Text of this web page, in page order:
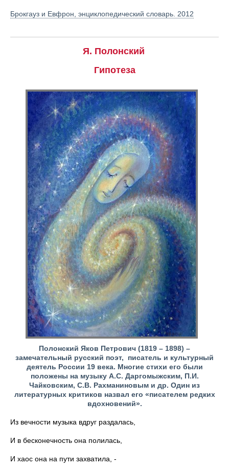
Брокгауз и Евфрон, энциклопедический словарь. 2012
Я. Полонский
Гипотеза
Полонский Яков Петрович (1819 – 1898) –
замечательный русский поэт, писатель и культурный
деятель России 19 века. Многие стихи его были
положены на музыку А.С. Даргомыжским, П.И.
Чайковским, С.В. Рахманиновым и др. Один из
литературных критиков назвал его «писателем редких
вдохновений».
Из вечности музыка вдруг раздалась,
И в бесконечность она полилась,
И хаос она на пути захватила, -